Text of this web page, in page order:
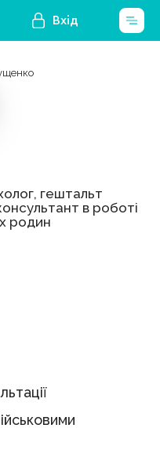
Вхід
гештальт
в роботі
родин